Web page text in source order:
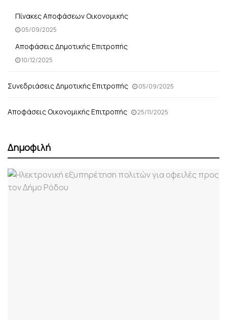
Πίνακες Αποφάσεων Οικονομικής
05/09/2025
Αποφάσεις Δημοτικής Επιτροπής
10/12/2025
Συνεδριάσεις Δημοτικής Επιτροπής 05/09/2025
Αποφάσεις Οικονομικής Επιτροπής 25/11/2025
Δημοφιλή